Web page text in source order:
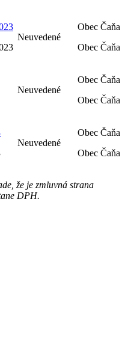
Neuvedené
Obec Čaňa
Obec Čaňa
Neuvedené
Obec Čaňa
Obec Čaňa
Neuvedené
Obec Čaňa
Obec Čaňa
že je zmluvná strana
DPH.